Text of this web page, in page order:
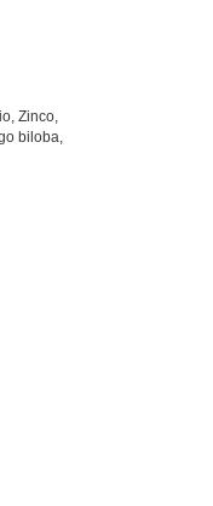
Zinco,
biloba,